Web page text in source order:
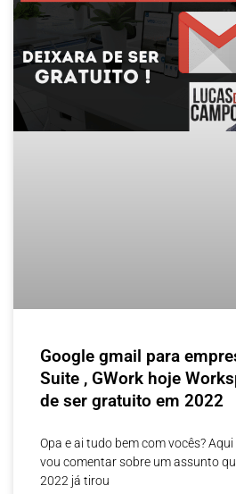
Google gmail para
Suite , GWork hoje
de ser gratuito em 2022
Opa e ai tudo bem com vocês? Aqui
vou comentar sobre um assunto
2022 já tirou